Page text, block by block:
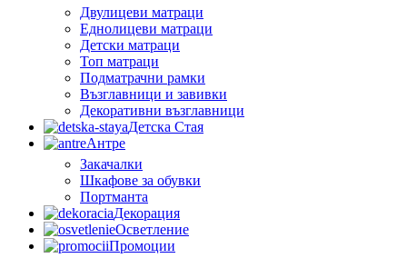
Двулицеви матраци
Еднолицеви матраци
Детски матраци
Топ матраци
Подматрачни рамки
Възглавници и завивки
Декоративни възглавници
Детска Стая
Антре
Закачалки
Шкафове за обувки
Портманта
Декорация
Осветление
Промоции